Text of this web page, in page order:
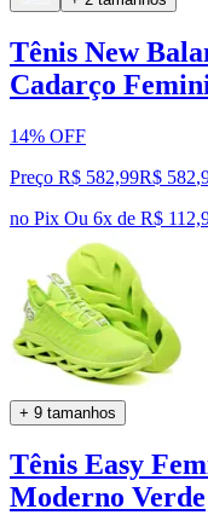
Tênis New
Cadarço
14% OFF
Preço R$ 582,99R$ 582,
no Pix Ou 6x de R$
+ 9 tamanhos
Tênis Easy
Moderno Verde